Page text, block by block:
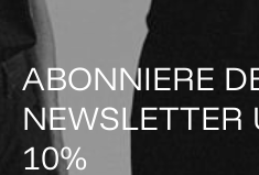
ABONNIERE
NEWSLETTER
10%